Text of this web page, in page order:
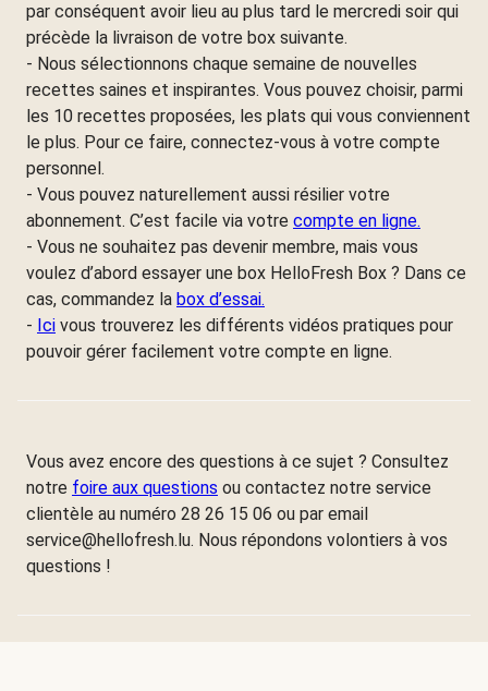
par conséquent avoir lieu au plus tard le mercredi soir qui
précède la livraison de votre box suivante.
- Nous sélectionnons chaque semaine de nouvelles
recettes saines et inspirantes. Vous pouvez choisir, parmi
les 10 recettes proposées, les plats qui vous conviennent
le plus. Pour ce faire, connectez-vous à votre compte
personnel.
- Vous pouvez naturellement aussi résilier votre
abonnement. C’est facile via votre compte en ligne.
- Vous ne souhaitez pas devenir membre, mais vous
voulez d’abord essayer une box HelloFresh Box ? Dans ce
cas, commandez la box d’essai.
- Ici vous trouverez les différents vidéos pratiques pour
pouvoir gérer facilement votre compte en ligne.
Vous avez encore des questions à ce sujet ? Consultez
notre foire aux questions ou contactez notre service
clientèle au numéro 28 26 15 06 ou par email
service@hellofresh.lu. Nous répondons volontiers à vos
questions !